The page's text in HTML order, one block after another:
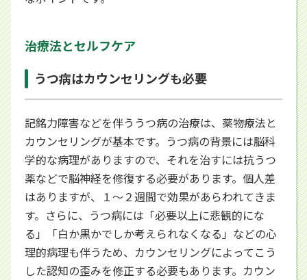
治療法とセルフケア
うつ病はカウンセリングも必要
記銘力障害などを伴ううつ病の治療は、薬物療法と
カウンセリングが基本です。うつ病の背景には脳科
学的な病理がありますので、それを治すには抗うつ
薬などで脳神経を修復する必要があります。個人差
はありますが、１〜２週間で効果があらわれてきま
す。さらに、うつ病には「必要以上に悲観的にな
る」「白か黒かでしか考えられなくなる」などの心
理的病理も伴うため、カウンセリングによってこう
した認知の歪みを修正する必要もあります。カウン